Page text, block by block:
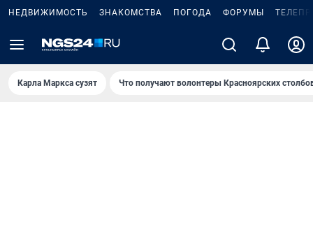
НЕДВИЖИМОСТЬ ЗНАКОМСТВА ПОГОДА ФОРУМЫ
Карла Маркса сузят Что получают волонтеры Красноярских